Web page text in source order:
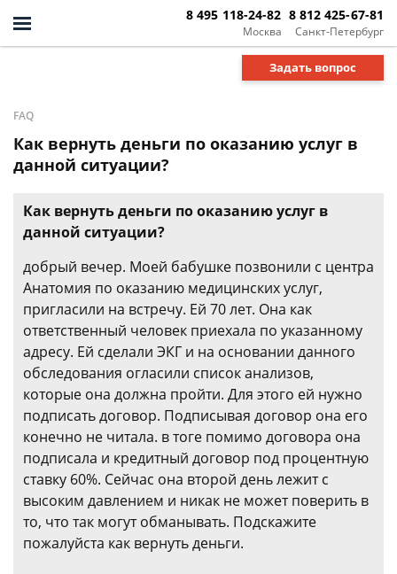
Москва
8 495 118-24-82
Санкт-Петербург
8 812 425-67-81
Задать вопрос
FAQ
Как вернуть деньги по оказанию услуг в
данной ситуации?
Как вернуть деньги по оказанию услуг в
данной ситуации?
добрый вечер. Моей бабушке позвонили с центра
Анатомия по оказанию медицинских услуг,
пригласили на встречу. Ей 70 лет. Она как
ответственный человек приехала по указанному
адресу. Ей сделали ЭКГ и на основании данного
обследования огласили список анализов,
которые она должна пройти. Для этого ей нужно
подписать договор. Подписывая договор она его
конечно не читала. в тоге помимо договора она
подписала и кредитный договор под процентную
ставку 60%. Сейчас она второй день лежит с
высоким давлением и никак не может поверить в
то, что так могут обманывать. Подскажите
пожалуйста как вернуть деньги.